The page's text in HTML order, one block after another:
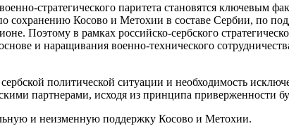
стратегического паритета становятся ключевым
сохранению Косово и Метохии в составе Сербии, по
Поэтому в рамках российско-сербского
и наращивания военно-технического
политической ситуации и необходимость
партнерами, исходя из принципа приверженности
и неизменную поддержку Косово и Метохии.